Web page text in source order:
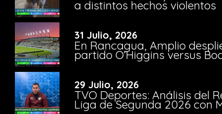
a distintos hechos violentos
31 Julio, 2026
En Rancagua, Amplio
partido O’Higgins versus
29 Julio, 2026
TVO Deportes: Análisis del
Liga de Segunda 2026 con